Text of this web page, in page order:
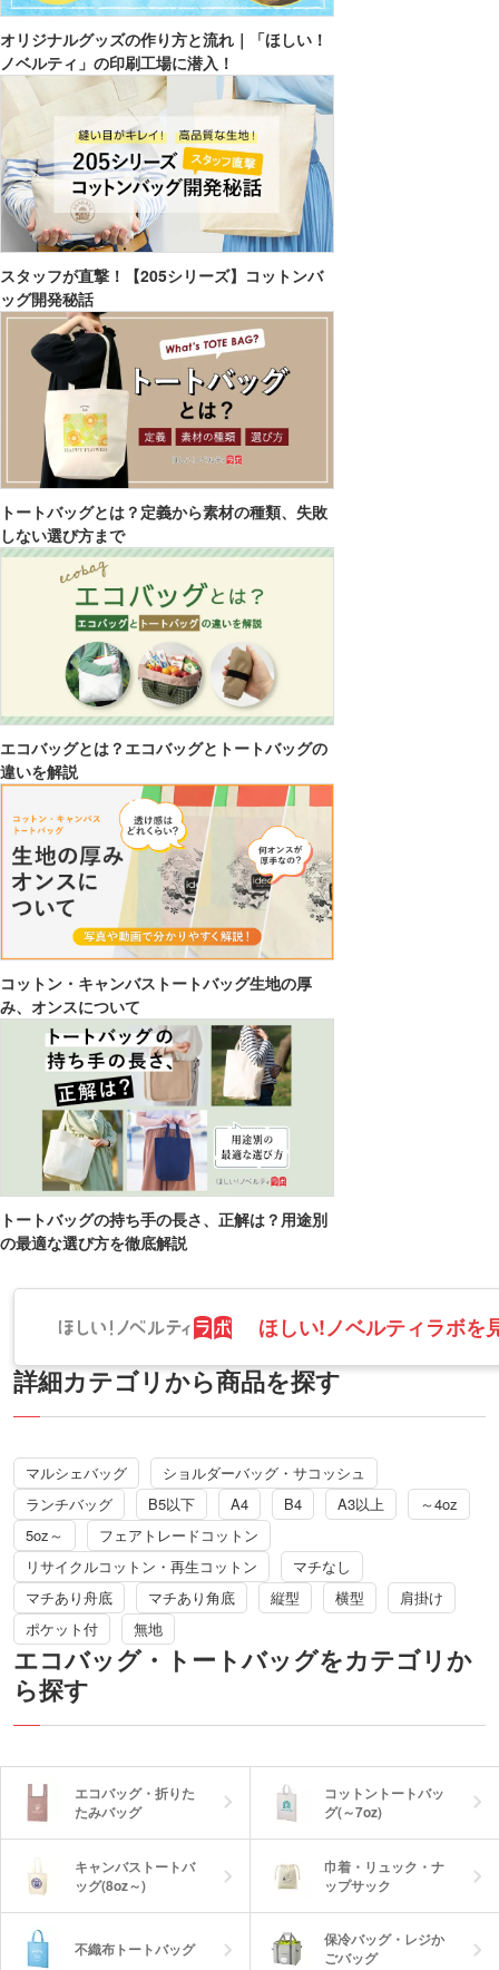
オリジナルグッズの作り方と流れ｜「ほしい！
ノベルティ」の印刷工場に潜入！
スタッフが直撃！【205シリーズ】コットンバ
ッグ開発秘話
トートバッグとは？定義から素材の種類、失敗
しない選び方まで
エコバッグとは？エコバッグとトートバッグの
違いを解説
コットン・キャンバストートバッグ生地の厚
み、オンスについて
トートバッグの持ち手の長さ、正解は？用途別
の最適な選び方を徹底解説
ほしい!ノベルティラボを
詳細カテゴリから商品を探す
マルシェバッグ
ショルダーバッグ・サコッシュ
ランチバッグ
B5以下 A4 B4 A3以上
～4oz
5oz～
フェアトレードコットン
リサイクルコットン・再生コットン
マチなし
マチあり舟底
マチあり角底 縦型 横型
肩掛け
ポケット付
無地
エコバッグ・トートバッグをカテゴリか
ら探す
エコバッグ・折りた
たみバッグ
コットントートバッ
グ(～7oz)
キャンバストートバ
ッグ(8oz～)
巾着・リュック・ナ
ップサック
不織布トートバッグ
保冷バッグ・レジか
ごバッグ